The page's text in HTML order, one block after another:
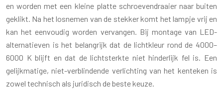
en worden met een kleine platte schroevendraaier naar buiten
geklikt. Na het losnemen van de stekker komt het lampje vrij en
kan het eenvoudig worden vervangen. Bij montage van LED-
alternatieven is het belangrijk dat de lichtkleur rond de 4000–
6000 K blijft en dat de lichtsterkte niet hinderlijk fel is. Een
gelijkmatige, niet-verblindende verlichting van het kenteken is
zowel technisch als juridisch de beste keuze.